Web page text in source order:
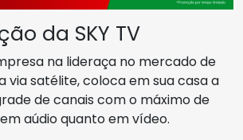
da SKY TV
na lideraça no mercado de
via satélite, coloca em sua casa a
de canais com o máximo de
aúdio quanto em vídeo.